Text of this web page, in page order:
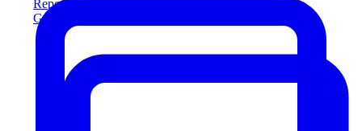
Reportes para prestamistas
Genere reportes listos para el prestamista